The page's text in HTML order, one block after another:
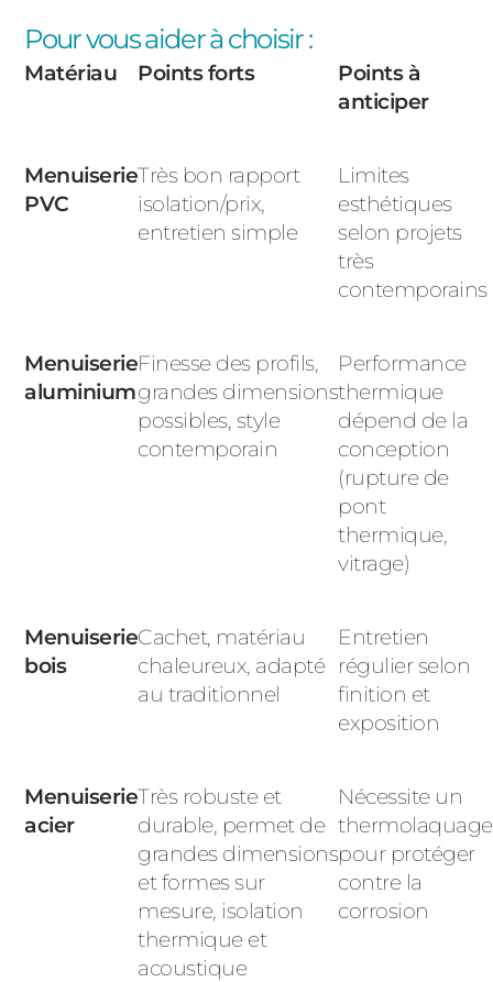
Pour vous aider à choisir :
Matériau Points forts
Points à
anticiper
Menuiserie
PVC
Très bon rapport
isolation/prix,
entretien simple
Limites
esthétiques
selon projets
très
contemporains
Menuiserie
aluminium
Finesse des profils,
grandes dimensions
possibles, style
contemporain
Performance
thermique
dépend de la
conception
(rupture de
pont
thermique,
vitrage)
Menuiserie
bois
Cachet, matériau
chaleureux, adapté
au traditionnel
Entretien
régulier selon
finition et
exposition
Menuiserie
acier
Très robuste et
durable, permet de
grandes dimensions
et formes sur
mesure, isolation
thermique et
acoustique
Nécessite un
thermolaquage
pour protéger
contre la
corrosion